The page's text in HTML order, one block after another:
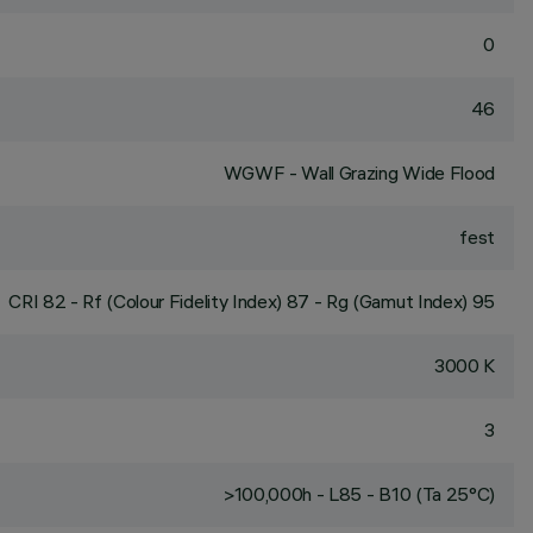
0
46
WGWF - Wall Grazing Wide Flood
fest
CRI 82 - Rf (Colour Fidelity Index) 87 - Rg (Gamut Index) 95
3000 K
3
>100,000h - L85 - B10 (Ta 25°C)